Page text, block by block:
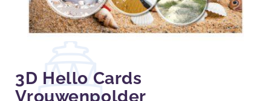
3D Hello Cards
Vrouwenpolder